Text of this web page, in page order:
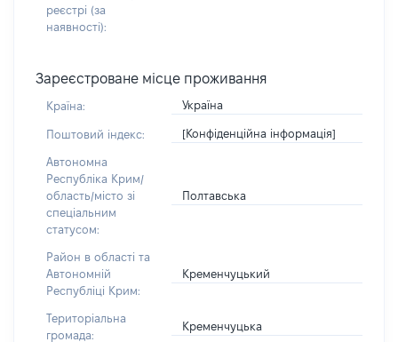
реєстрі (за
наявності):
Зареєстроване місце проживання
Країна: Україна
Поштовий індекс: [Конфіденційна інформація]
Автономна
Республіка Крим/
область/місто зі
спеціальним
статусом:
Полтавська
Район в області та
Автономній
Республіці Крим:
Кременчуцький
Територіальна
громада:
Кременчуцька